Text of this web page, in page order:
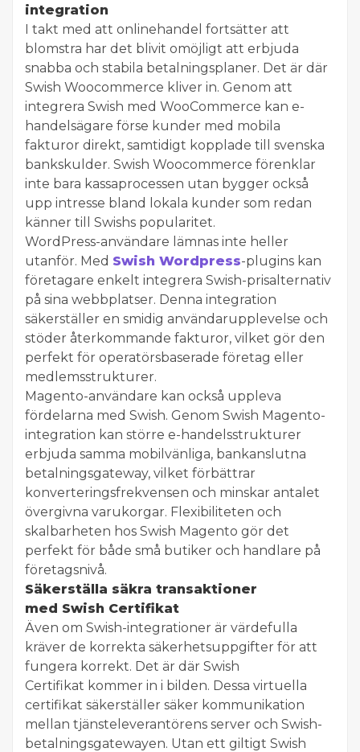
integration
I takt med att onlinehandel fortsätter att
blomstra har det blivit omöjligt att erbjuda
snabba och stabila betalningsplaner. Det är där
Swish Woocommerce kliver in. Genom att
integrera Swish med WooCommerce kan e-
handelsägare förse kunder med mobila
fakturor direkt, samtidigt kopplade till svenska
bankskulder. Swish Woocommerce förenklar
inte bara kassaprocessen utan bygger också
upp intresse bland lokala kunder som redan
känner till Swishs popularitet.
WordPress-användare lämnas inte heller
utanför. Med Swish Wordpress-plugins kan
företagare enkelt integrera Swish-prisalternativ
på sina webbplatser. Denna integration
säkerställer en smidig användarupplevelse och
stöder återkommande fakturor, vilket gör den
perfekt för operatörsbaserade företag eller
medlemsstrukturer.
Magento-användare kan också uppleva
fördelarna med Swish. Genom Swish Magento-
integration kan större e-handelsstrukturer
erbjuda samma mobilvänliga, bankanslutna
betalningsgateway, vilket förbättrar
konverteringsfrekvensen och minskar antalet
övergivna varukorgar. Flexibiliteten och
skalbarheten hos Swish Magento gör det
perfekt för både små butiker och handlare på
företagsnivå.
Säkerställa säkra transaktioner
med Swish Certifikat
Även om Swish-integrationer är värdefulla
kräver de korrekta säkerhetsuppgifter för att
fungera korrekt. Det är där Swish
Certifikat kommer in i bilden. Dessa virtuella
certifikat säkerställer säker kommunikation
mellan tjänsteleverantörens server och Swish-
betalningsgatewayen. Utan ett giltigt Swish